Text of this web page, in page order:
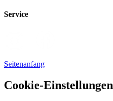
Service
Seitenanfang
Cookie-Einstellungen